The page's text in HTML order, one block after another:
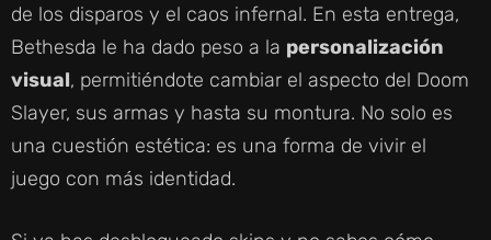
de los disparos y el caos infernal. En esta entrega,
Bethesda le ha dado peso a la personalización
visual, permitiéndote cambiar el aspecto del Doom
Slayer, sus armas y hasta su montura. No solo es
una cuestión estética: es una forma de vivir el
juego con más identidad.